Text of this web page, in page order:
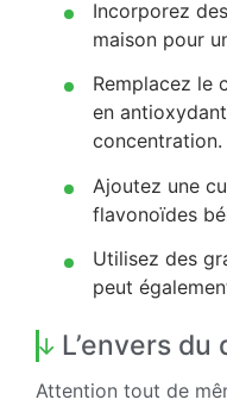
Incorporez
maison pour
Remplacez le
en
concentration.
Ajoutez une
flavonoïdes
Utilisez des
peut
L’envers du
Attention tout de